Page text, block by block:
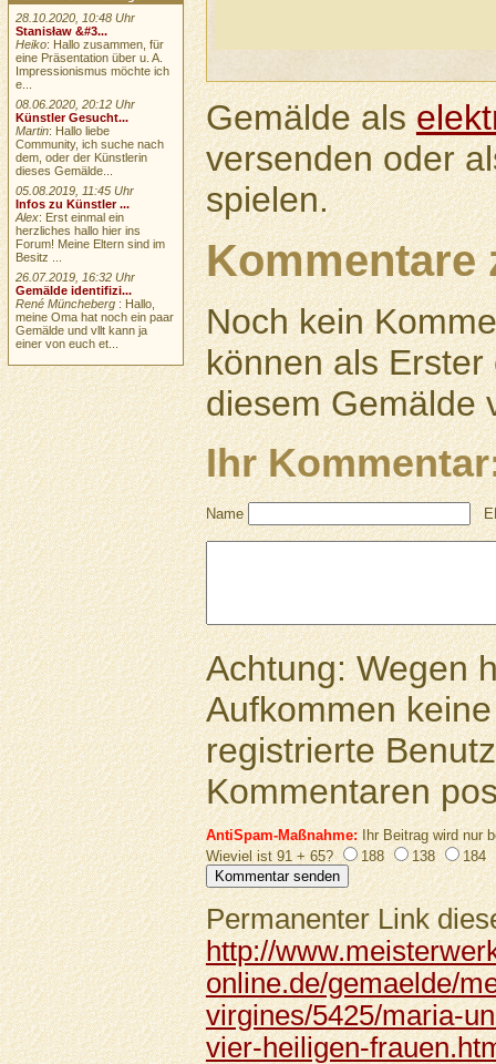
Gemälde als
versenden oder
spielen.
Kommentare
Noch kein
können als
diesem Gemälde
Ihr
Name
Achtung: Wegen
Aufkommen
registrierte
Kommentaren
AntiSpam-Maßnahme:Ihr Beitrag wird nur
Wieviel ist 91 + 65?
188 138 184
Permanenter Link
http://
online.de/gemaelde/
virgines/5425/maria-
vier-heiligen-
28.10.2020, 10:48 Uhr
Stanisław &#3...
Heiko: Hallo zusammen, für
eine Präsentation über u. A.
Impressionismus möchte ich
e...
08.06.2020, 20:12 Uhr
Künstler Gesucht...
Martin: Hallo liebe
Community, ich suche nach
dem, oder der Künstlerin
dieses Gemälde...
05.08.2019, 11:45 Uhr
Infos zu Künstler ...
Alex: Erst einmal ein
herzliches hallo hier ins
Forum! Meine Eltern sind im
Besitz ...
26.07.2019, 16:32 Uhr
Gemälde identifizi...
René Müncheberg : Hallo,
meine Oma hat noch ein paar
Gemälde und vllt kann ja
einer von euch et...